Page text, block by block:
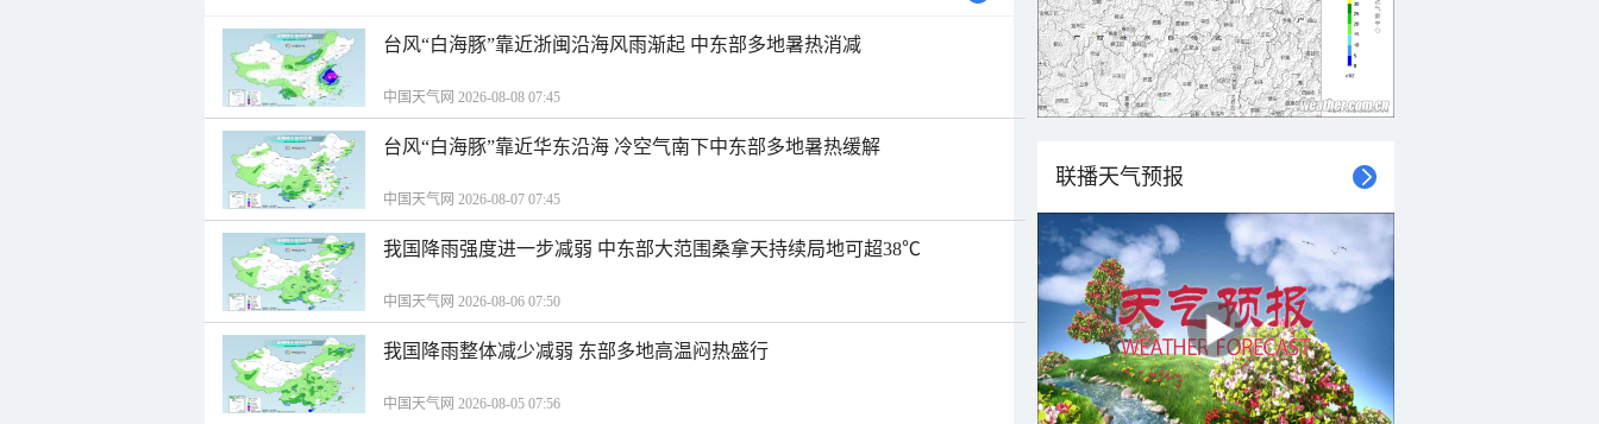
台风“白海豚”靠近浙闽沿海风雨渐起 中东部多地暑热消减
中国天气网 2026-08-08 07:45
台风“白海豚”靠近华东沿海 冷空气南下中东部多地暑热缓解
中国天气网 2026-08-07 07:45
我国降雨强度进一步减弱 中东部大范围桑拿天持续局地可超38℃
中国天气网 2026-08-06 07:50
我国降雨整体减少减弱 东部多地高温闷热盛行
中国天气网 2026-08-05 07:56
联播天气预报